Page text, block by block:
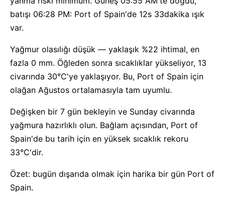
batışı 06:28 PM: Port of Spain'de 12s 33dakika ışık
var.
Yağmur olasılığı düşük — yaklaşık %22 ihtimal, en
fazla 0 mm. Öğleden sonra sıcaklıklar yükseliyor, 13
civarında 30°C'ye yaklaşıyor. Bu, Port of Spain için
olağan Ağustos ortalamasıyla tam uyumlu.
Değişken bir 7 gün bekleyin ve Sunday civarında
yağmura hazırlıklı olun. Bağlam açısından, Port of
Spain'de bu tarih için en yüksek sıcaklık rekoru
33°C'dir.
Özet: bugün dışarıda olmak için harika bir gün Port of
Spain.